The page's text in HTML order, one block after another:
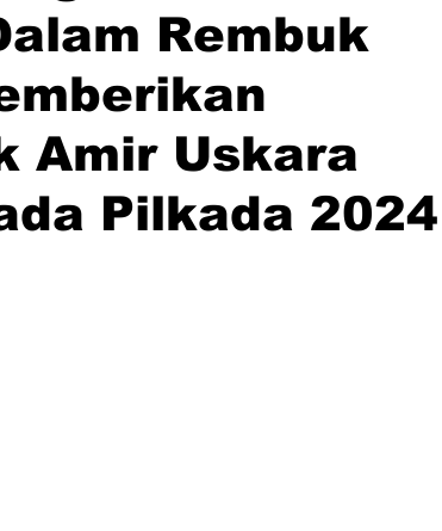
Rembuk
Amir Uskara
Pilkada 2024